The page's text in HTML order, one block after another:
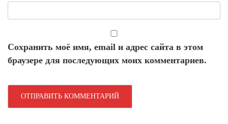
Сохранить моё имя, email и адрес сайта в этом
браузере для последующих моих комментариев.